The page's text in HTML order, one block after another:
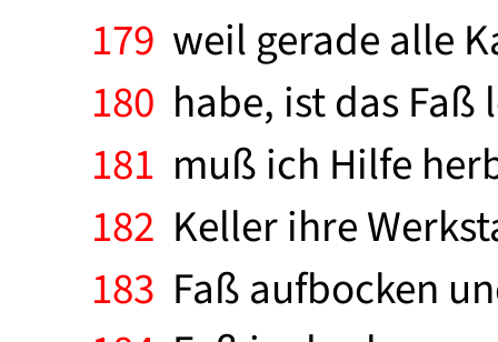
179 weil gerade alle
180 habe, ist das
181 muß ich Hilfe
182 Keller ihre
183 Faß aufbocken